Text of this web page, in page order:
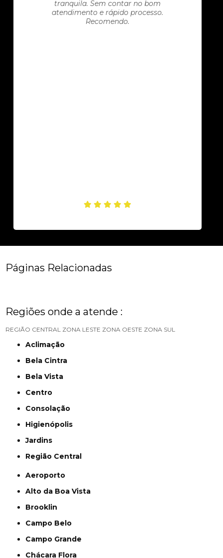
tranquila. Sem contar no bom
atendimento e rápido processo.
Recomendo.
Páginas Relacionadas
Regiões onde a atende :
REGIÃO CENTRAL ZONA LESTE ZONA OESTE ZONA SUL
Aclimação
Bela Cintra
Bela Vista
Centro
Consolação
Higienópolis
Jardins
Região Central
Aeroporto
Alto da Boa Vista
Brooklin
Campo Belo
Campo Grande
Chácara Flora